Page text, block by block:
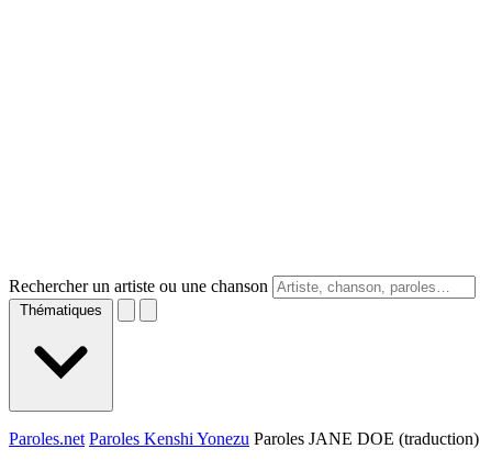
Rechercher un artiste ou une chanson
Thématiques
Paroles.net Paroles Kenshi Yonezu Paroles JANE DOE (traduction)